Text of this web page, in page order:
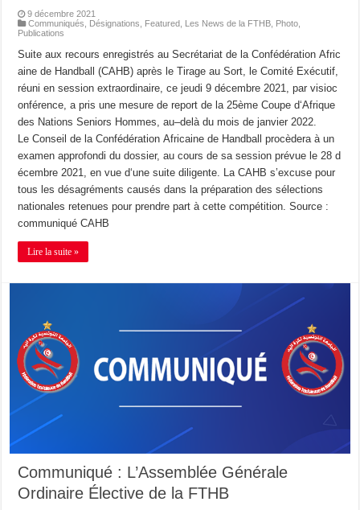
9 décembre 2021
Communiqués
Désignations Featured Les News de la FTHB Photo
Publications
Suite aux recours enregistrés au Secrétariat de la Confédération Afric
aine de Handball (CAHB) après le Tirage au Sort, le Comité Exécutif,
réuni en session extraordinaire, ce jeudi 9 décembre 2021, par visioc
onférence, a pris une mesure de report de la 25ème Coupe d‘Afrique
des Nations Seniors Hommes, au–delà du mois de janvier 2022.
Le Conseil de la Confédération Africaine de Handball procèdera à un
examen approfondi du dossier, au cours de sa session prévue le 28 d
écembre 2021, en vue d‘une suite diligente. La CAHB s’excuse pour
tous les désagréments causés dans la préparation des sélections
nationales retenues pour prendre part à cette compétition. Source :
communiqué CAHB
Lire la suite »
Communiqué : L’Assemblée Générale
Ordinaire Élective de la FTHB